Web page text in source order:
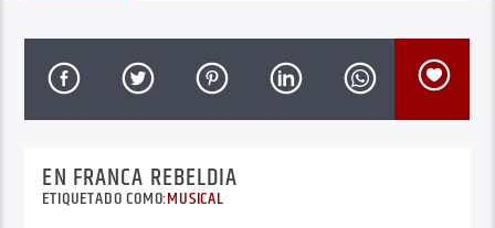
EN FRANCA REBELDIA
ETIQUETADO COMO:MUSICAL